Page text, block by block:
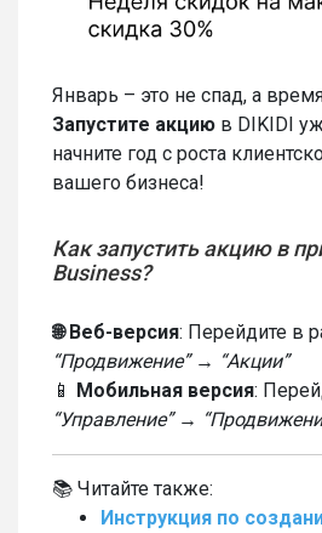
Январь – это не спад, а
Запустите акцию в DIKIDI
начните год с роста
вашего бизнеса!
Как запустить акцию в
Business?
🌐 Веб-версия: Перейдите в
“Продвижение” → “Акции”
📱 Мобильная версия:
“Управление” →
📚 Читайте также:
Инструкция по